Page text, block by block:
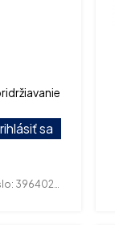
sa
396402497